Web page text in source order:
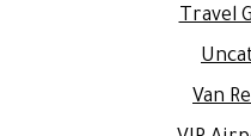
Travel
Van